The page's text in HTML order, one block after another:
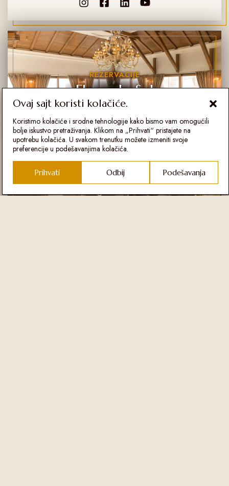
Ovaj sajt koristi kolačiće.
Koristimo kolačiće i srodne tehnologije kako bismo vam omogućili
bolje iskustvo pretraživanja. Klikom na „Prihvati“ pristajete na
upotrebu kolačića. U svakom trenutku možete izmeniti svoje
preferencije u podešavanjima kolačića.
Prihvati Odbij Podešavanja
REZERVACIJE
Fleur de Sel
poštujete dress code smart elegant.
REZERVACIJE